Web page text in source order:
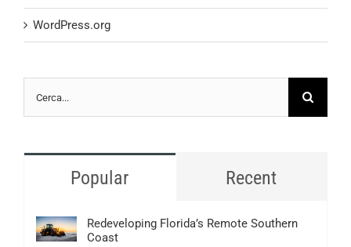
WordPress.org
per:
Popular Recent
Redeveloping Florida’s Remote Southern
Coast